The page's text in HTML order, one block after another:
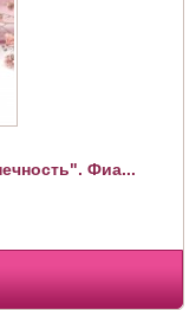
Фиа...